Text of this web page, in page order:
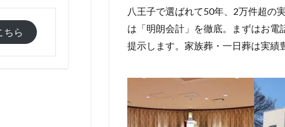
八王子で選ばれて50年、2万件超の
は「明朗会計」を徹底。まずはお
提示します。家族葬・一日葬は実績
ちら